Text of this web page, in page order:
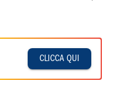
CLICCA QUI